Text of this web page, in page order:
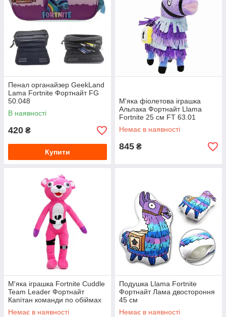
Пенал органайзер GeekLand
Lama Fortnite Фортнайт FG
50.048
В наявності
420 ₴
Купити
М'яка фіолетова іграшка
Альпака Фортнайт Llama
Fortnite 25 см FT 63.01
Немає в наявності
845 ₴
М'яка іграшка Fortnite Cuddle
Team Leader Фортнайт
Капітан команди по обіймах
40 см FT 63.03
Немає в наявності
Подушка Llama Fortnite
Фортнайт Лама двостороння
45 см
Немає в наявності